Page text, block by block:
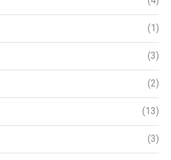
(1)
(3)
(2)
(13)
(3)